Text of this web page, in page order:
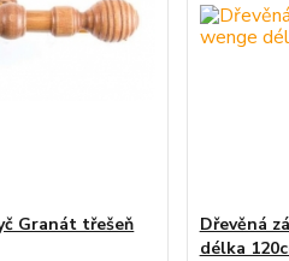
Granát třešeň
Dřevěná
délka